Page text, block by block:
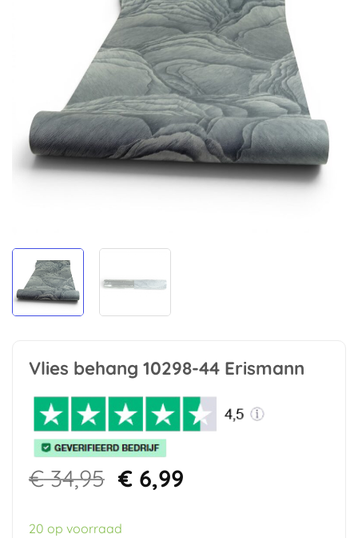
Vlies behang 10298-44 Erismann
€34,95 Oorspronkelijke
prijs
was:
€6,99Huidige
20 op voorraad